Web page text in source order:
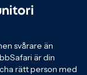
svårare än
är din
rätt person med